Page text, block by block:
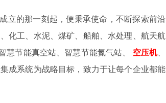
立的那一刻起，便秉承使命，不断探索前沿
化工、水泥、煤矿、船舶、水处理、航天航
慧节能真空站、智慧节能氮气站、 空压机、
成系统为战略目标，致力于让每个企业都能